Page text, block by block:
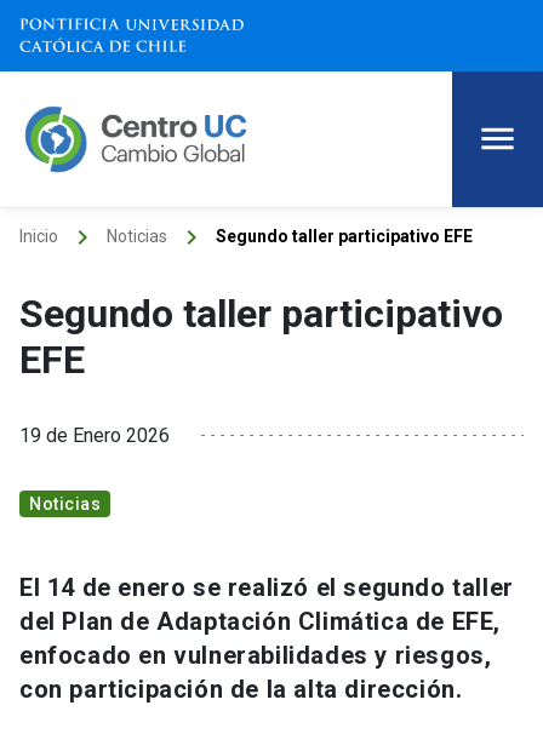
Inicio keyboard_arrow_right Noticias keyboard_arrow_right Segundo taller participativo EFE
Segundo taller participativo
EFE
19 de Enero 2026
Noticias
El 14 de enero se realizó el segundo taller
del Plan de Adaptación Climática de EFE,
enfocado en vulnerabilidades y riesgos,
con participación de la alta dirección.